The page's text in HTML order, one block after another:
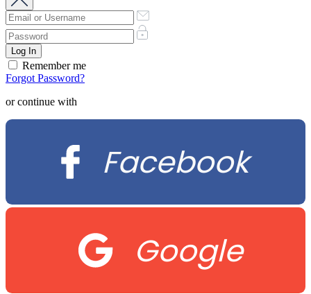
Remember me
Forgot Password?
or continue with
Facebook
Google